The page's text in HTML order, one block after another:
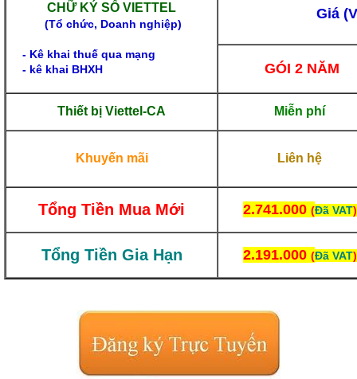
CHỮ KÝ SỐ VIETTEL
(Tổ chức, Doanh nghiệp)
- Kê khai thuế qua mạng
- kê khai BHXH
Giá
GÓI 2 NĂM
Thiết bị Viettel-CA Miễn phí
Khuyến mãi Liên hệ
Tổng Tiền Mua Mới 2.741.000 (Đã VAT)
Tổng Tiền Gia Hạn 2.191.000 (Đã VAT)